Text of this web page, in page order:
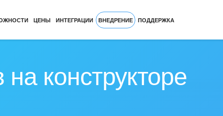
ЦЕНЫ ИНТЕГРАЦИИ ВНЕДРЕНИЕ ПОДДЕРЖКА
конструкторе